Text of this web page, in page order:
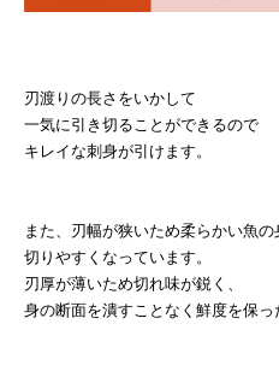
刃渡りの長さをいかして
一気に引き切ることができるので
キレイな刺身が引けます。
また、刃幅が狭いため柔らかい魚の
切りやすくなっています。
刃厚が薄いため切れ味が鋭く、
身の断面を潰すことなく鮮度を保っ